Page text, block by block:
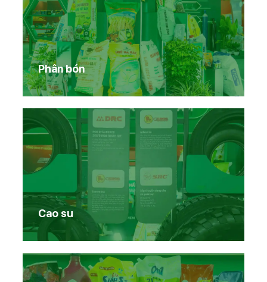
Trang chủ Sản phẩm Vinachem
Phân bón
Cao su